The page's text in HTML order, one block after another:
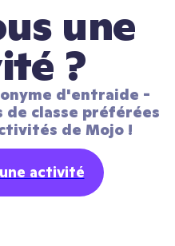
une
?
d'entraide -
classe préférées
de Mojo !
activité